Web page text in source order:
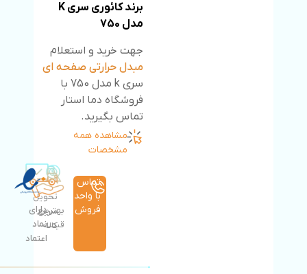
برند کائوری سری K
مدل 750
جهت خرید و استعلام
مبدل حرارتی صفحه ای
سری k مدل 750 با
فروشگاه دما استار
تماس بگیرید.
مشاهده همه
مشخصات
بهترین
قیمت
تحویل
سریع
کالا
دارای
نماد
اعتماد
تماس
با واحد
فروش